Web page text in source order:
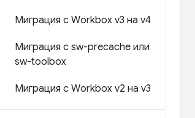
Миграция с Workbox v3 на v4
Миграция с sw-precache или
sw-toolbox
Миграция с Workbox v2 на v3